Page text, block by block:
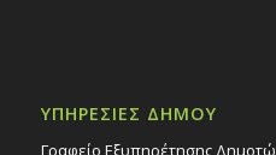
ΥΠΗΡΕΣΙΕΣ ΔΗΜΟΥ
Γραφείο Εξυπηρέτησης